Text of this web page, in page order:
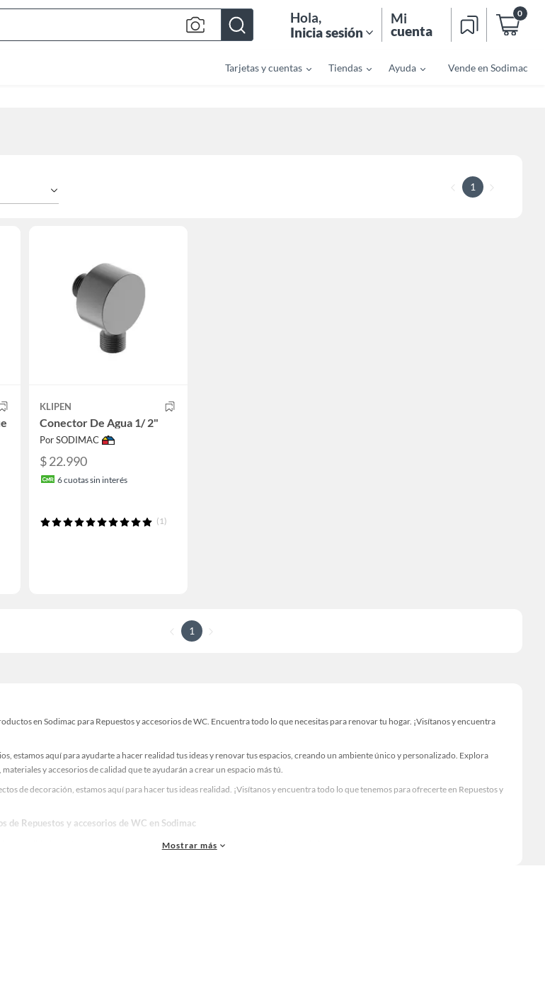
Bar
Hola,
Inicia sesión
Mi
cuenta
0
Tarjetas y cuentas Tiendas Ayuda Vende en Sodimac
1
KLIPEN
Conector De Agua 1/ 2"
Por SODIMAC
$ 22.990
6cuotas sin interés
(1)
1
en Sodimac para Repuestos y accesorios de WC. Encuentra todo lo que necesitas para renovar tu hogar. ¡Visítanos y encuentra
estamos aquí para ayudarte a hacer realidad tus ideas y renovar tus espacios, creando un ambiente único y personalizado. Explora
y accesorios de calidad que te ayudarán a crear un espacio más tú.
de decoración, estamos aquí para hacer tus ideas realidad. ¡Visítanos y encuentra todo lo que tenemos para ofrecerte en Repuestos y
de Repuestos y accesorios de WC en Sodimac
de calidad para tus proyectos y renovación de espacios. ¡Visítanos y descubre todo lo que tenemos para ofrecerte!
Mostrar más